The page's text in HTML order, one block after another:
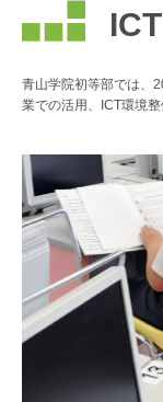
ICT
青山学院初等部では、
業での活用、ICT環境整